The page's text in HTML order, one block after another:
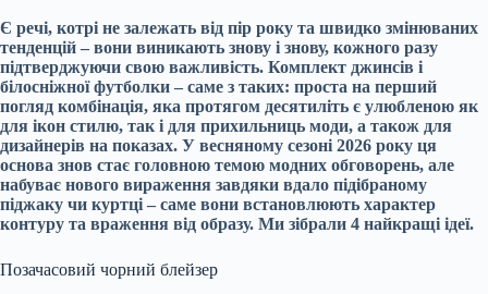
Є речі, котрі не залежать від пір року та швидко змінюваних
тенденцій – вони виникають знову і знову, кожного разу
підтверджуючи свою важливість. Комплект джинсів і
білосніжної футболки – саме з таких: проста на перший
погляд комбінація, яка протягом десятиліть є улюбленою як
для ікон стилю, так і для прихильниць моди, а також для
дизайнерів на показах. У весняному сезоні 2026 року ця
основа знов стає головною темою модних обговорень, але
набуває нового вираження завдяки вдало підібраному
піджаку чи куртці – саме вони встановлюють характер
контуру та враження від образу. Ми зібрали 4 найкращі ідеї.
Позачасовий чорний блейзер